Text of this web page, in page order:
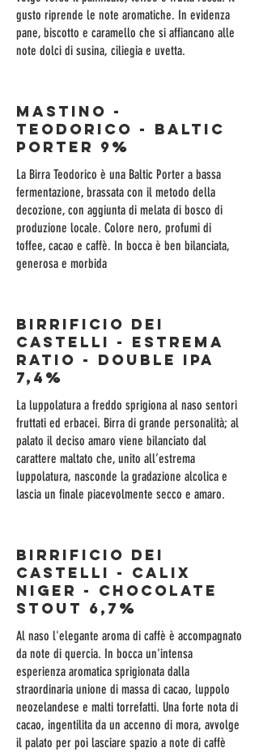
gusto riprende le note aromatiche. In evidenza
pane, biscotto e caramello che si affiancano alle
note dolci di susina, ciliegia e uvetta.
MASTINO -
TEODORICO - Baltic
Porter 9%
La Birra Teodorico è una Baltic Porter a bassa
fermentazione, brassata con il metodo della
decozione, con aggiunta di melata di bosco di
produzione locale. Colore nero, profumi di
toffee, cacao e caffè. In bocca è ben bilanciata,
generosa e morbida
BIRRIFICIO DEI
CASTELLI - ESTREMA
RATIO - Double Ipa
7,4%
La luppolatura a freddo sprigiona al naso sentori
fruttati ed erbacei. Birra di grande personalità; al
palato il deciso amaro viene bilanciato dal
carattere maltato che, unito all’estrema
luppolatura, nasconde la gradazione alcolica e
BIRRIFICIO DEI
CASTELLI - CALIX
NIGER - Chocolate
Stout 6,7%
Al naso l'elegante aroma di caffè è accompagnato
da note di quercia. In bocca un'intensa
esperienza aromatica sprigionata dalla
straordinaria unione di massa di cacao, luppolo
neozelandese e malti torrefatti. Una forte nota di
cacao, ingentilita da un accenno di mora, avvolge
il palato per poi lasciare spazio a note di caffè